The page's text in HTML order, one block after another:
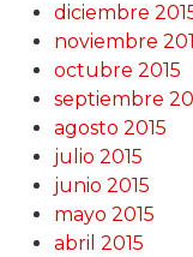
diciembre
noviembre
octubre 2015
septiembre
agosto 2015
julio 2015
junio 2015
mayo 2015
abril 2015